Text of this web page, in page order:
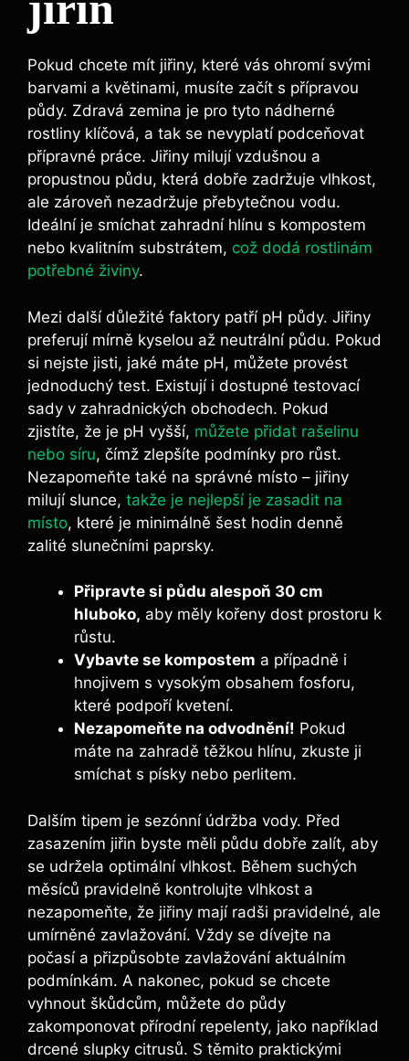
Pokud chcete mít jiřiny, které vás ohromí svými
barvami a květinami, musíte začít s přípravou
půdy. Zdravá zemina je pro tyto nádherné
rostliny klíčová, a tak se nevyplatí podceňovat
přípravné práce. Jiřiny milují vzdušnou a
propustnou půdu, která dobře zadržuje vlhkost,
ale zároveň nezadržuje přebytečnou vodu.
Ideální je smíchat zahradní hlínu s kompostem
nebo kvalitním substrátem, což dodá rostlinám
potřebné živiny.
Mezi další důležité faktory patří pH půdy. Jiřiny
preferují mírně kyselou až neutrální půdu. Pokud
si nejste jisti, jaké máte pH, můžete provést
jednoduchý test. Existují i dostupné testovací
sady v zahradnických obchodech. Pokud
zjistíte, že je pH vyšší, můžete přidat rašelinu
nebo síru, čímž zlepšíte podmínky pro růst.
Nezapomeňte také na správné místo – jiřiny
milují slunce, takže je nejlepší je zasadit na
místo, které je minimálně šest hodin denně
zalité slunečními paprsky.
Připravte si půdu alespoň 30 cm
hluboko, aby měly kořeny dost prostoru k
růstu.
Vybavte se kompostem a případně i
hnojivem s vysokým obsahem fosforu,
které podpoří kvetení.
Nezapomeňte na odvodnění! Pokud
máte na zahradě těžkou hlínu, zkuste ji
smíchat s písky nebo perlitem.
Dalším tipem je sezónní údržba vody. Před
zasazením jiřin byste měli půdu dobře zalít, aby
se udržela optimální vlhkost. Během suchých
měsíců pravidelně kontrolujte vlhkost a
nezapomeňte, že jiřiny mají radši pravidelné, ale
umírněné zavlažování. Vždy se dívejte na
počasí a přizpůsobte zavlažování aktuálním
podmínkám. A nakonec, pokud se chcete
vyhnout škůdcům, můžete do půdy
zakomponovat přírodní repelenty, jako například
drcené slupky citrusů. S těmito praktickými